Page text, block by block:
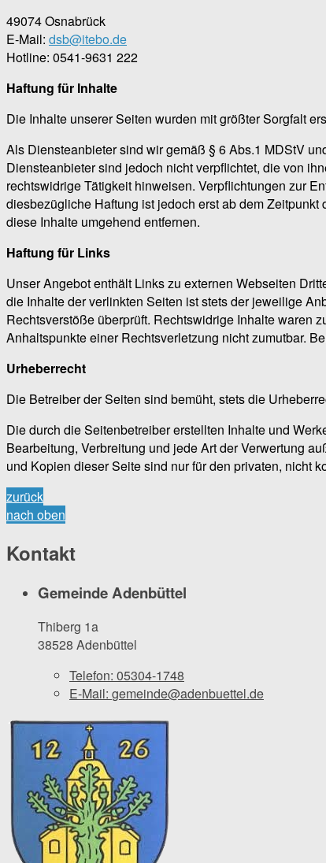
49074 Osnabrück
E-Mail: dsb@itebo.de
Hotline: 0541-9631 222
Haftung für Inhalte
Die Inhalte unserer Seiten wurden mit größter Sorgfalt
Als Diensteanbieter sind wir gemäß § 6 Abs.1 MDStV
Diensteanbieter sind jedoch nicht verpflichtet, die von
rechtswidrige Tätigkeit hinweisen. Verpflichtungen zur
diesbezügliche Haftung ist jedoch erst ab dem
diese Inhalte umgehend entfernen.
Haftung für Links
Unser Angebot enthält Links zu externen Webseiten
die Inhalte der verlinkten Seiten ist stets der jeweilige
Rechtsverstöße überprüft. Rechtswidrige Inhalte waren
Anhaltspunkte einer Rechtsverletzung nicht zumutbar.
Urheberrecht
Die Betreiber der Seiten sind bemüht, stets die
Die durch die Seitenbetreiber erstellten Inhalte und
Bearbeitung, Verbreitung und jede Art der Verwertung
und Kopien dieser Seite sind nur für den privaten, nicht
zurück
nach oben
Kontakt
Gemeinde Adenbüttel
Thiberg 1a
38528 Adenbüttel
Telefon: 05304-1748
E-Mail: gemeinde@adenbuettel.de